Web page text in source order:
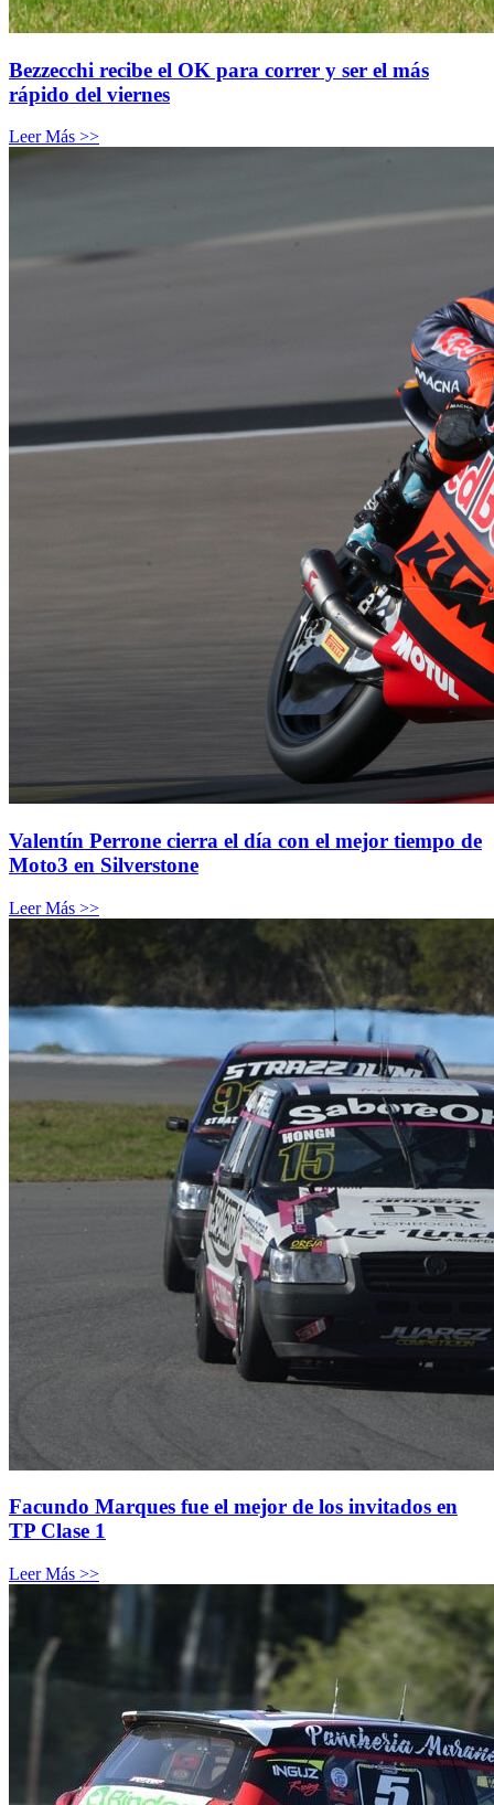
Bezzecchi recibe el OK para correr y ser el más
rápido del viernes
Leer Más >>
Valentín Perrone cierra el día con el mejor tiempo de
Moto3 en Silverstone
Leer Más >>
Facundo Marques fue el mejor de los invitados en
TP Clase 1
Leer Más >>